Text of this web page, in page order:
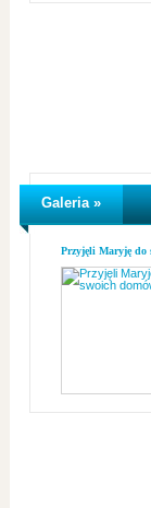
Galeria »
Przyjęli Maryję do